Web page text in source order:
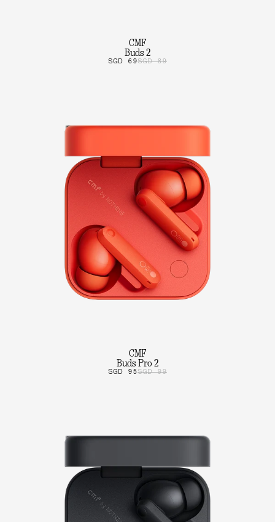
CMF
Buds 2
SGD 69SGD 89
CMF
Buds Pro 2
SGD 95SGD 99